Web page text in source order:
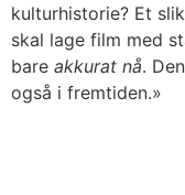
kulturhistorie? Et
skal lage film med
bare akkurat nå.
også i fremtiden.»